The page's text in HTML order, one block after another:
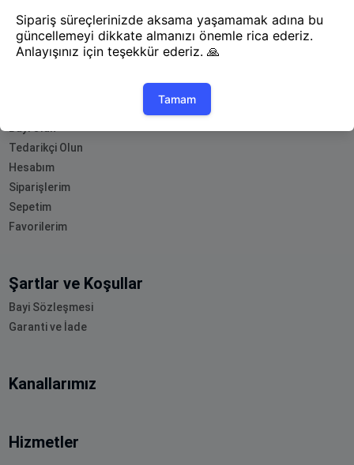
Yol Haritamız
Bayi Olun
Tedarikçi Olun
Hesabım
Siparişlerim
Sepetim
Favorilerim
Şartlar ve Koşullar
Bayi Sözleşmesi
Garanti ve İade
Kanallarımız
Hizmetler